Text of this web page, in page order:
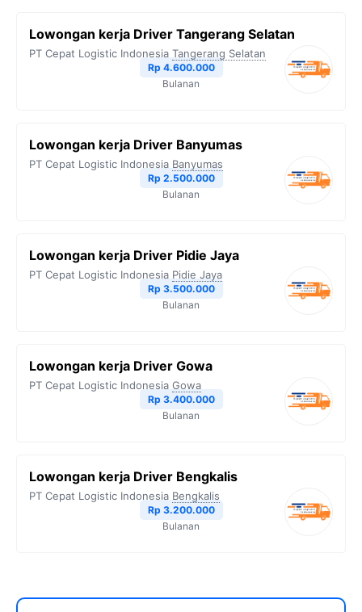
Lowongan kerja Driver Tangerang Selatan
PT Cepat Logistic Indonesia Tangerang Selatan
Rp 4.600.000
Bulanan
Lowongan kerja Driver Banyumas
PT Cepat Logistic Indonesia Banyumas
Rp 2.500.000
Bulanan
Lowongan kerja Driver Pidie Jaya
PT Cepat Logistic Indonesia Pidie Jaya
Rp 3.500.000
Bulanan
Lowongan kerja Driver Gowa
PT Cepat Logistic Indonesia Gowa
Rp 3.400.000
Bulanan
Lowongan kerja Driver Bengkalis
PT Cepat Logistic Indonesia Bengkalis
Rp 3.200.000
Bulanan